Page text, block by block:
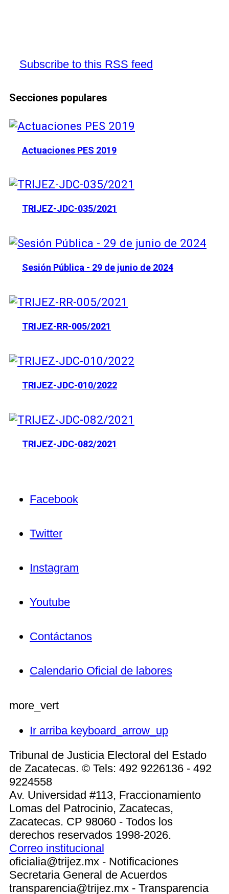
Subscribe to this RSS feed
Secciones populares
Actuaciones PES 2019
TRIJEZ-JDC-035/2021
Sesión Pública - 29 de junio de 2024
TRIJEZ-RR-005/2021
TRIJEZ-JDC-010/2022
TRIJEZ-JDC-082/2021
Facebook
Twitter
Instagram
Youtube
Contáctanos
Calendario Oficial de labores
more_vert
Ir arriba keyboard_arrow_up
Tribunal de Justicia Electoral del Estado
de Zacatecas. © Tels: 492 9226136 - 492
9224558
Av. Universidad #113, Fraccionamiento
Lomas del Patrocinio, Zacatecas,
Zacatecas. CP 98060 - Todos los
derechos reservados 1998-2026.
Correo institucional
oficialia@trijez.mx - Notificaciones
Secretaria General de Acuerdos
transparencia@trijez.mx - Transparencia